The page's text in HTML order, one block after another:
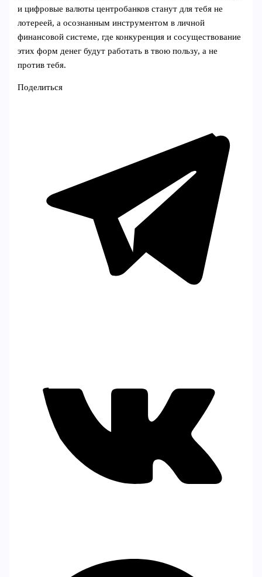
и цифровые валюты центробанков станут для тебя не
лотереей, а осознанным инструментом в личной
финансовой системе, где конкуренция и сосуществование
этих форм денег будут работать в твою пользу, а не
против тебя.
Поделиться